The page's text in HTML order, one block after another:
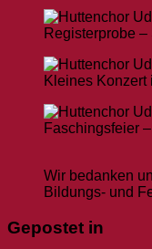
Registerprobe –
Kleines Konzert
Faschingsfeier
Wir bedanken
Bildungs- und
Gepostet in